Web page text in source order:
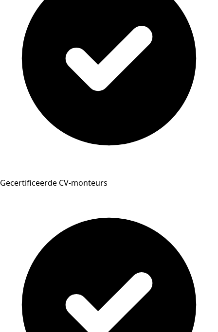
Gecertificeerde CV-monteurs